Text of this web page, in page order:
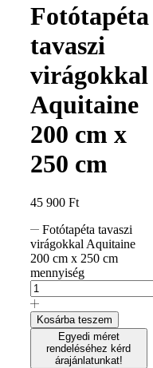
Fotótapéta
tavaszi
virágokkal
Aquitaine
200 cm x
250 cm
45 900 Ft
Fotótapéta tavaszi
virágokkal Aquitaine
200 cm x 250 cm
mennyiség
Kosárba teszem
Egyedi méret
rendeléséhez kérd
árajánlatunkat!